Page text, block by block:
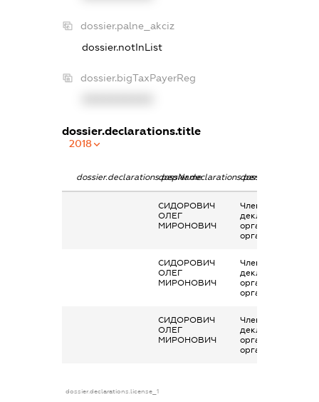
dossier.palne_akciz
dossier.notInList
dossier.bigTaxPayerReg
dossier.declarations.title
2018
dossier.declarations.pepNamedossier.declarations.personName
СИДОРОВИЧ
ОЛЕГ
МИРОНОВИЧ
Членство суб’єкта
декларування в
організаціях та їх
органах
СИДОРОВИЧ
ОЛЕГ
МИРОНОВИЧ
Членство суб’єкта
декларування в
організаціях та їх
органах
СИДОРОВИЧ
ОЛЕГ
МИРОНОВИЧ
Членство суб’єкта
декларування в
організаціях та їх
органах
dossier.declarations.license_1